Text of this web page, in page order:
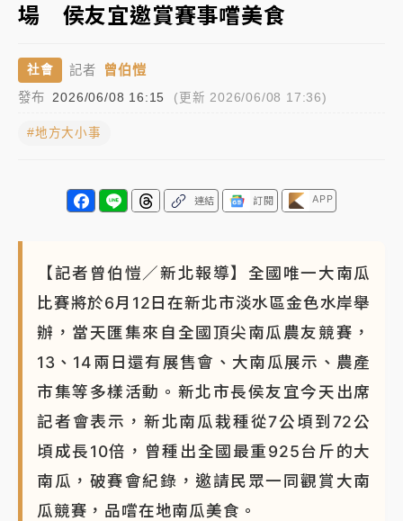
白海豚逼近！新北高灘地停車場下午4時強制拖吊 中午
中颱白海豚環流掠北海！今明防劇烈降雨 東部高溫飆
38度
周末精選｜
本周爆款短影音｜ 柯文哲帶電子手鐶拄拐杖現身／周玉
蔻蔡玉真開撕爆料
任 預算難關如何解？
蔣萬安的建中同學！47歲法律學霸戰桃園 公開上任首
要3件事
場 侯友宜邀賞賽事嚐美食
社會 記者 曾伯愷
發布 2026/06/08 16:15 (更新 2026/06/08 17:36)
#地方大小事
連結 訂閱 APP
【記者曾伯愷／新北報導】全國唯一大南瓜
比賽將於6月12日在新北市淡水區金色水岸舉
辦，當天匯集來自全國頂尖南瓜農友競賽，
13、14兩日還有展售會、大南瓜展示、農產
市集等多樣活動。新北市長侯友宜今天出席
記者會表示，新北南瓜栽種從7公頃到72公
頃成長10倍，曾種出全國最重925台斤的大
南瓜，破賽會紀錄，邀請民眾一同觀賞大南
瓜競賽，品嚐在地南瓜美食。